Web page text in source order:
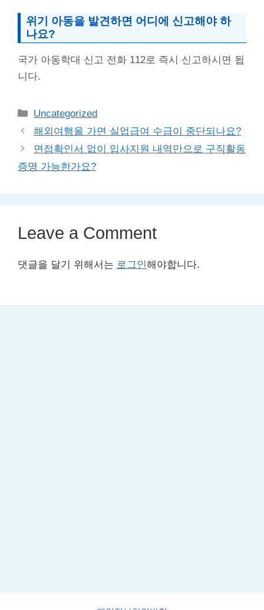
위기 아동을 발견하면 어디에 신고해야 하
나요?
국가 아동학대 신고 전화 112로 즉시 신고하시면 됩
니다.
Categories
Uncategorized
해외여행을 가면 실업급여 수급이 중단되나요?
면접확인서 없이 입사지원 내역만으로 구직활동
증명 가능한가요?
Leave a Comment
댓글을 달기 위해서는 로그인해야합니다.